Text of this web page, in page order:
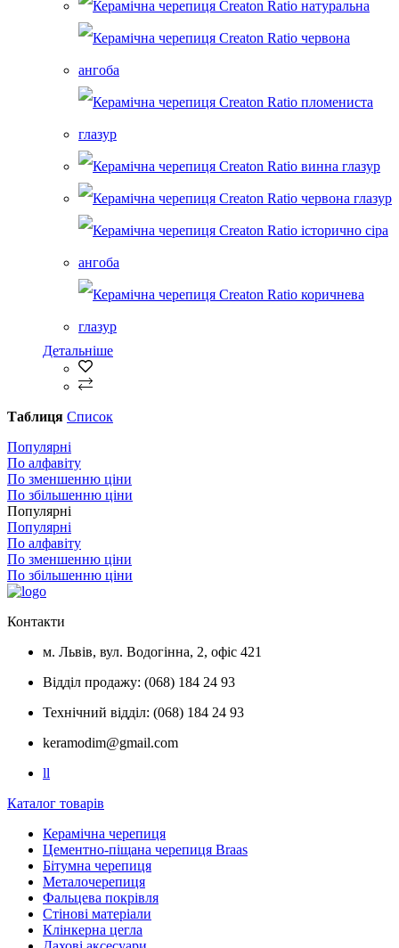
Детальніше
Таблиця Список
Популярні
По алфавіту
По зменшенню ціни
По збільшенню ціни
Популярні
Популярні
По алфавіту
По зменшенню ціни
По збільшенню ціни
Контакти
м. Львів, вул. Водогінна, 2, офіс 421
Відділ продажу: (068) 184 24 93
Технічний відділ: (068) 184 24 93
keramodim@gmail.com
ll
Каталог товарів
Керамічна черепиця
Цементно-піщана черепиця Braas
Бітумна черепиця
Металочерепиця
Фальцева покрівля
Стінові матеріали
Клінкерна цегла